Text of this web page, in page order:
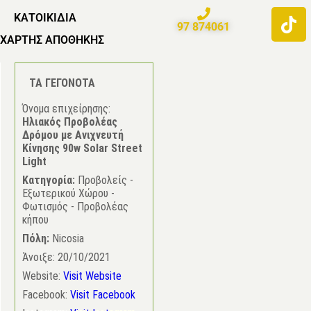
ΚΑΤΟΙΚΙΔΙΑ
ΧΑΡΤΗΣ ΑΠΟΘΗΚΗΣ
97 874061
TA ΓΕΓΟΝΟΤΑ
Όνομα επιχείρησης:
Ηλιακός Προβολέας
Δρόμου με Ανιχνευτή
Κίνησης 90w Solar Street
Light
Κατηγορία: Προβολείς -
Εξωτερικού Χώρου -
Φωτισμός - Προβολέας
κήπου
Πόλη: Nicosia
Άνοιξε: 20/10/2021
Website: Visit Website
Facebook: Visit Facebook